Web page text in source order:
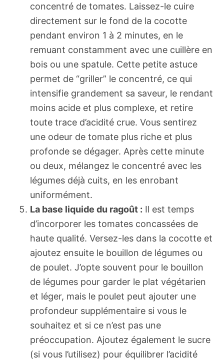
concentré de tomates. Laissez-le cuire
directement sur le fond de la cocotte
pendant environ 1 à 2 minutes, en le
remuant constamment avec une cuillère en
bois ou une spatule. Cette petite astuce
permet de “griller” le concentré, ce qui
intensifie grandement sa saveur, le rendant
moins acide et plus complexe, et retire
toute trace d’acidité crue. Vous sentirez
une odeur de tomate plus riche et plus
profonde se dégager. Après cette minute
ou deux, mélangez le concentré avec les
légumes déjà cuits, en les enrobant
uniformément.
La base liquide du ragoût : Il est temps
d’incorporer les tomates concassées de
haute qualité. Versez-les dans la cocotte et
ajoutez ensuite le bouillon de légumes ou
de poulet. J’opte souvent pour le bouillon
de légumes pour garder le plat végétarien
et léger, mais le poulet peut ajouter une
profondeur supplémentaire si vous le
souhaitez et si ce n’est pas une
préoccupation. Ajoutez également le sucre
(si vous l’utilisez) pour équilibrer l’acidité